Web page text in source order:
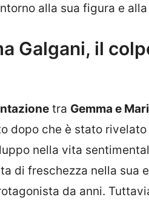
alla sua figura e alla
Galgani, il
tra Gemma e
dopo che è stato
nella vita
di freschezza nella sua
da anni.